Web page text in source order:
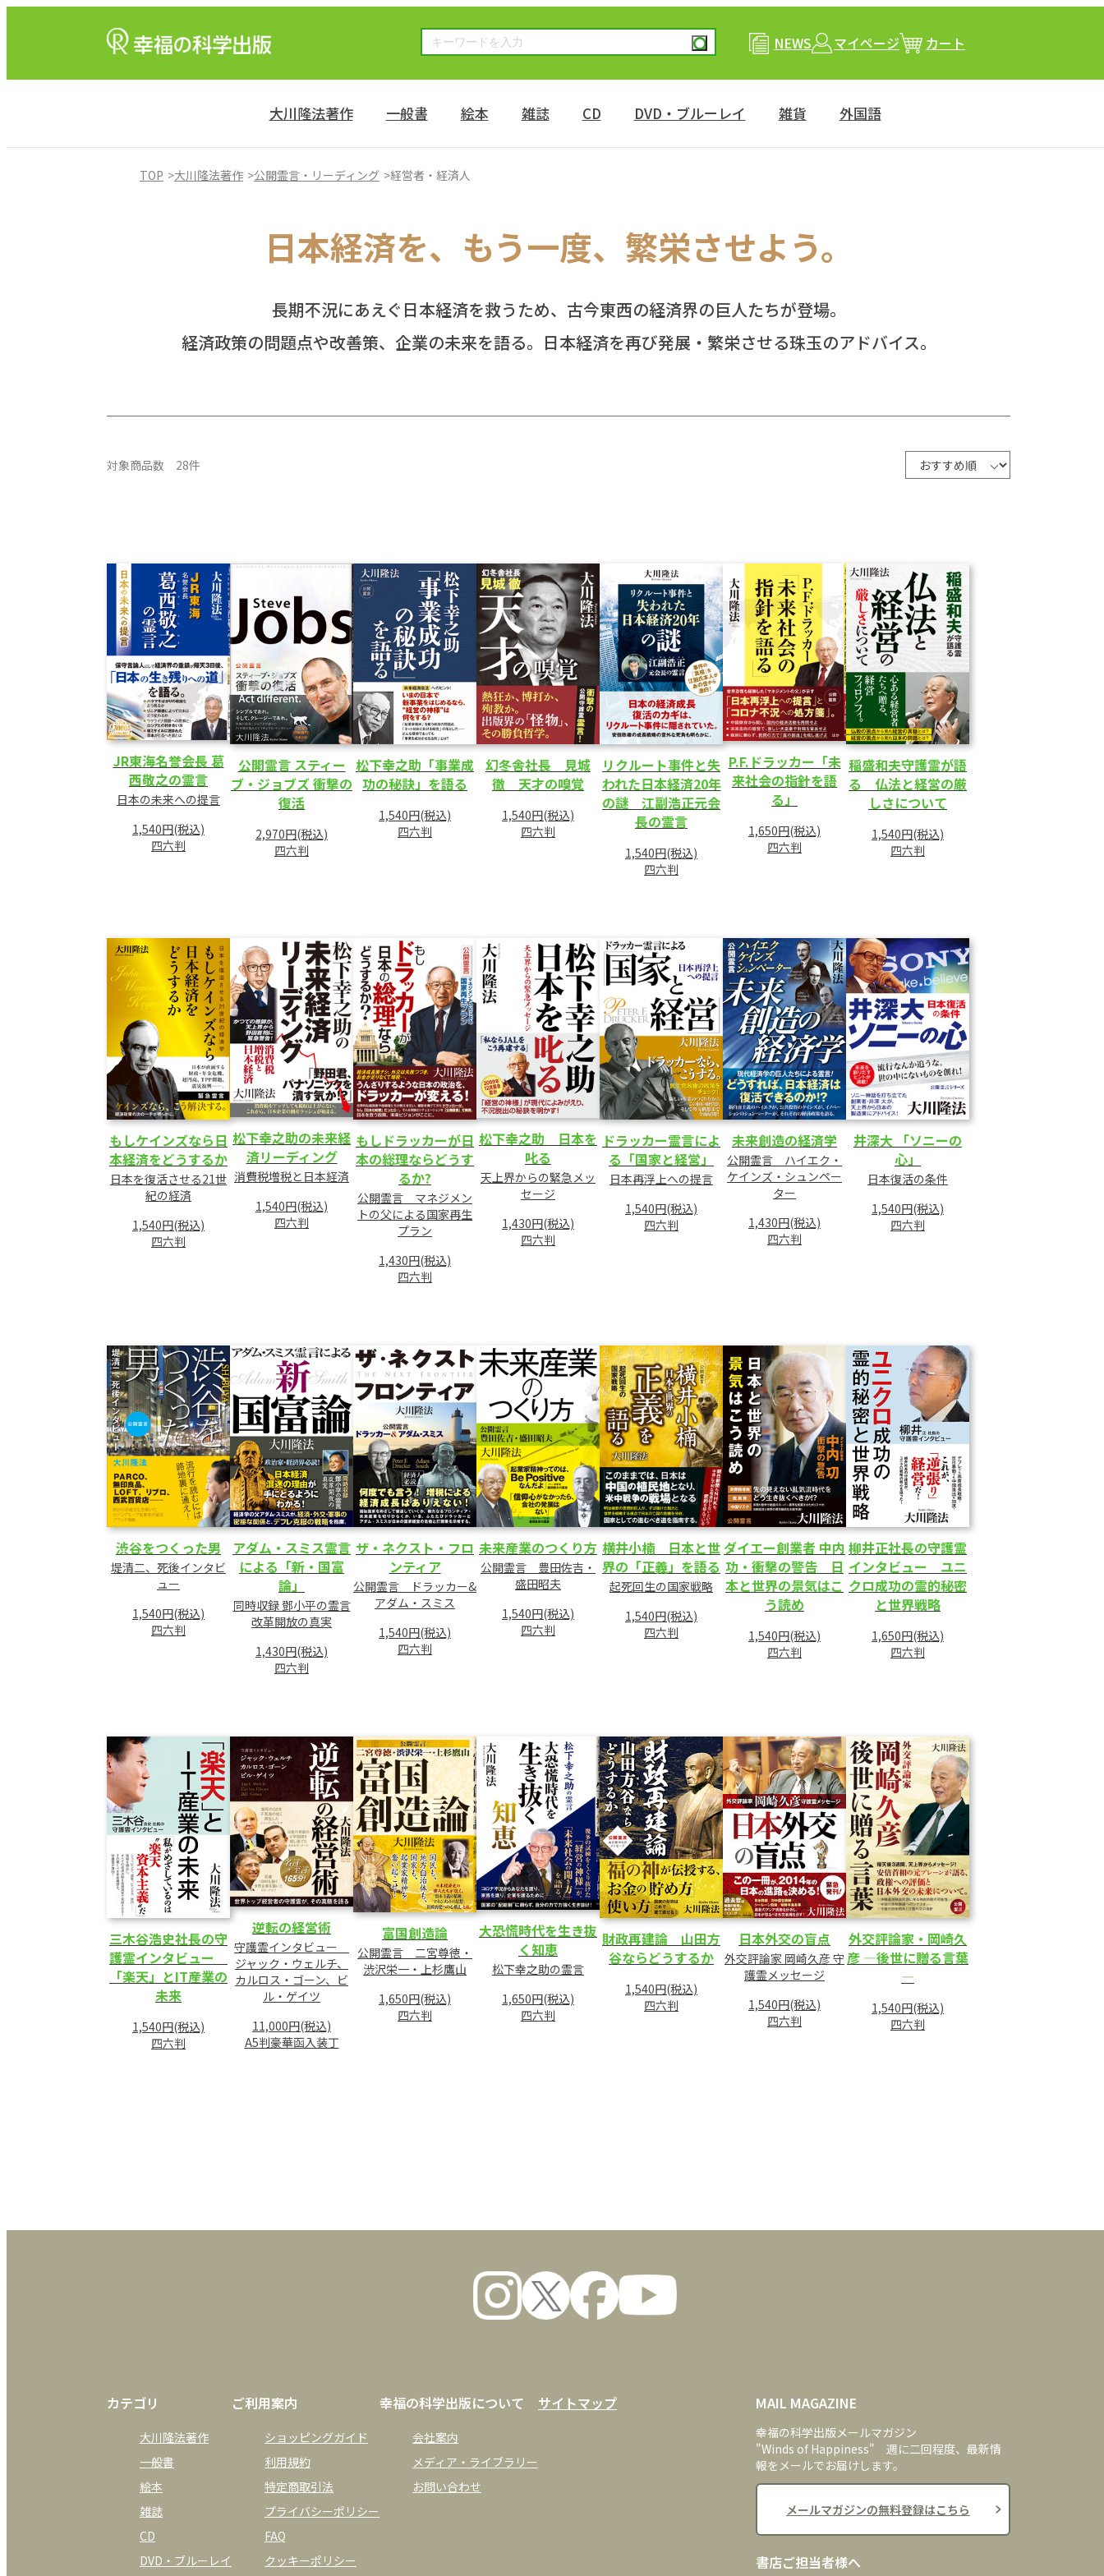
NEWS マイページ カート
大川隆法著作 一般書 絵本 雑誌 CD DVD・ブルーレイ 雑貨 外国語
TOP 大川隆法著作 公開霊言・リーディング 経営者・経済人
日本経済を、 もう一度、繁栄させよう。
長期不況にあえぐ日本経済を救うため、 古今東西の経済界の巨人たちが登場。
経済政策の問題点や改善策、企業の未来を語る。 日本経済を再び発展・繁栄させる珠玉のアドバイス。
対象商品数 28件
JR東海名誉会長 葛
西敬之の霊言
日本の未来への提言
1,540円(税込)
四六判
公開霊言 スティー
ブ・ジョブズ 衝撃の
復活
2,970円(税込)
四六判
松下幸之助「事業成
功の秘訣」を語る
1,540円(税込)
四六判
幻冬舎社長 見城
徹 天才の嗅覚
1,540円(税込)
四六判
リクルート事件と失
われた日本経済20年
の謎 江副浩正元会
長の霊言
1,540円(税込)
四六判
P.F.ドラッカー「未
来社会の指針を語
る」
1,650円(税込)
四六判
稲盛和夫守護霊が語
る 仏法と経営の厳
しさについて
1,540円(税込)
四六判
もしケインズなら日
本経済をどうするか
日本を復活させる21世
紀の経済
1,540円(税込)
四六判
松下幸之助の未来経
済リーディング
消費税増税と日本経済
1,540円(税込)
四六判
もしドラッカーが日
本の総理ならどうす
るか?
公開霊言 マネジメン
トの父による国家再生
プラン
1,430円(税込)
四六判
松下幸之助 日本を
叱る
天上界からの緊急メッ
セージ
1,430円(税込)
四六判
ドラッカー霊言によ
る「国家と経営」
日本再浮上への提言
1,540円(税込)
四六判
未来創造の経済学
公開霊言 ハイエク・
ケインズ・シュンペー
ター
1,430円(税込)
四六判
井深大 「ソニーの
心」
日本復活の条件
1,540円(税込)
四六判
渋谷をつくった男
堤清二、死後インタビ
ュー
1,540円(税込)
四六判
アダム・スミス霊言
による「新・国富
論」
同時収録 鄧小平の霊言
改革開放の真実
1,430円(税込)
四六判
ザ・ネクスト・フロ
ンティア
公開霊言 ドラッカー&
アダム・スミス
1,540円(税込)
四六判
未来産業のつくり方
公開霊言 豊田佐吉・
盛田昭夫
1,540円(税込)
四六判
横井小楠 日本と世
界の「正義」を語る
起死回生の国家戦略
1,540円(税込)
四六判
ダイエー創業者 中内
功・衝撃の警告 日
本と世界の景気はこ
う読め
1,540円(税込)
四六判
柳井正社長の守護霊
インタビュー ユニ
クロ成功の霊的秘密
と世界戦略
1,650円(税込)
四六判
三木谷浩史社長の守
護霊インタビュー
「楽天」とIT産業の
未来
1,540円(税込)
四六判
逆転の経営術
守護霊インタビュー
ジャック・ウェルチ、
カルロス・ゴーン、ビ
ル・ゲイツ
11,000円(税込)
A5判豪華函入装丁
富国創造論
公開霊言 二宮尊徳・
渋沢栄一・上杉鷹山
1,650円(税込)
四六判
大恐慌時代を生き抜
く知恵
松下幸之助の霊言
1,650円(税込)
四六判
財政再建論 山田方
谷ならどうするか
1,540円(税込)
四六判
日本外交の盲点
外交評論家 岡崎久彦 守
護霊メッセージ
1,540円(税込)
四六判
外交評論家・岡崎久
彦 ―後世に贈る言葉
―
1,540円(税込)
四六判
カテゴリ
大川隆法著作
一般書
絵本
雑誌
CD
DVD・ブルーレイ
ご利用案内
ショッピングガイド
利用規約
特定商取引法
プライバシーポリシー
FAQ
クッキーポリシー
幸福の科学出版について
会社案内
メディア・ライブラリー
お問い合わせ
サイトマップ MAIL MAGAZINE
幸福の科学出版メールマガジン
"Winds of Happiness" 週に二回程度、最新情
報をメールでお届けします。
メールマガジンの無料登録はこちら
書店ご担当者様へ